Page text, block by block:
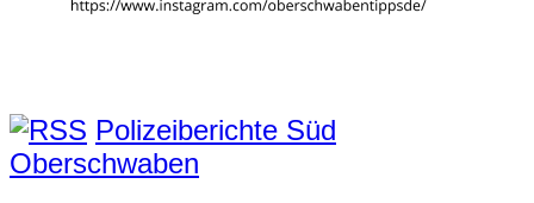
Polizeiberichte Süd
Oberschwaben